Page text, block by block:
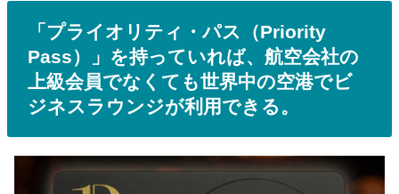
「プライオリティ・パス（Priority
Pass）」を持っていれば、航空会社の
上級会員でなくても世界中の空港でビ
ジネスラウンジが利用できる。